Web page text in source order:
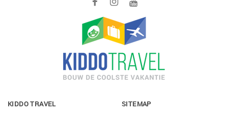
KIDDO TRAVEL SITEMAP